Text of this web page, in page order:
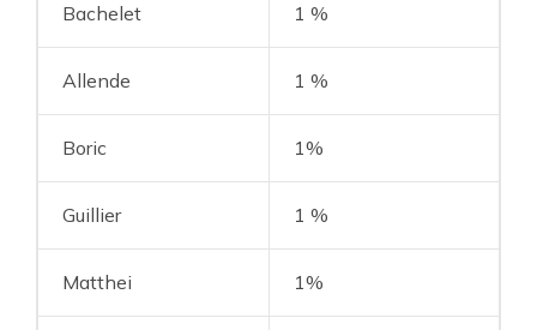
Bachelet 1 %
Allende 1 %
Boric 1%
Guillier 1 %
Matthei 1%